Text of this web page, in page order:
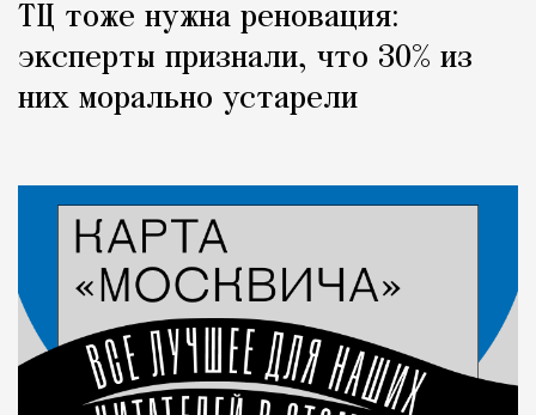
ТЦ тоже нужна реновация:
эксперты признали, что 30% из
них морально устарели